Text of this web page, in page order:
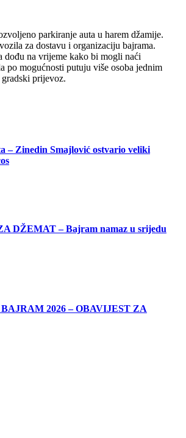
parkiranje auta u harem džamije.
za dostavu i organizaciju bajrama.
dođu na vrijeme kako bi mogli naći
po mogućnosti putuju više osoba jednim
prijevoz.
– Zinedin Smajlović ostvario veliki
DŽEMAT – Bajram namaz u srijedu
2026 – OBAVIJEST ZA